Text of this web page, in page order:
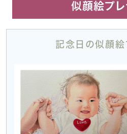
似顔絵プレ
記念日の似顔絵